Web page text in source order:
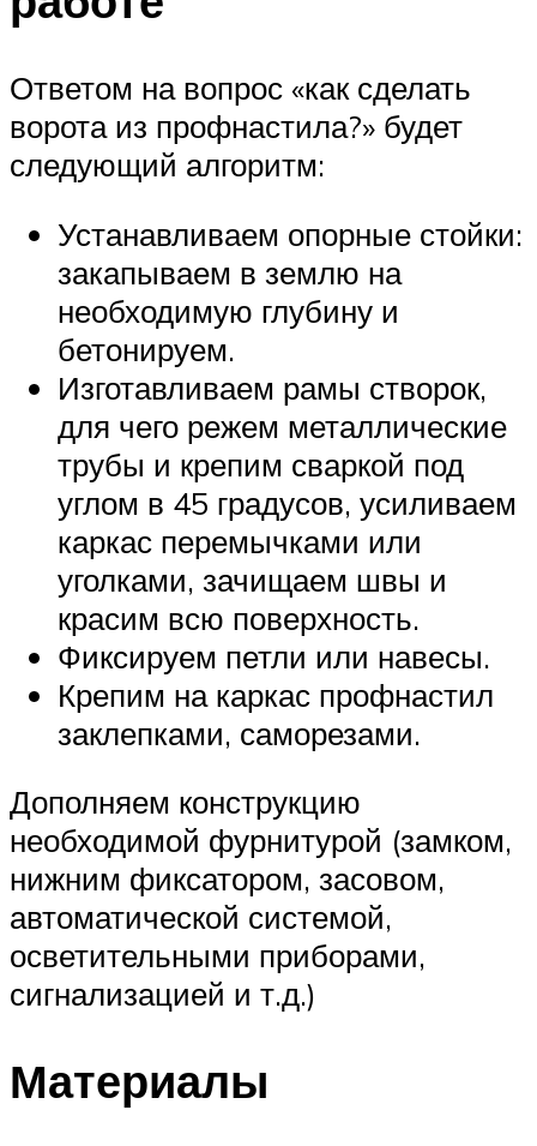
Ответом на вопрос «как сделать
ворота из профнастила?» будет
следующий алгоритм:
Устанавливаем опорные стойки:
закапываем в землю на
необходимую глубину и
бетонируем.
Изготавливаем рамы створок,
для чего режем металлические
трубы и крепим сваркой под
углом в 45 градусов, усиливаем
каркас перемычками или
уголками, зачищаем швы и
красим всю поверхность.
Фиксируем петли или навесы.
Крепим на каркас профнастил
заклепками, саморезами.
Дополняем конструкцию
необходимой фурнитурой (замком,
нижним фиксатором, засовом,
автоматической системой,
осветительными приборами,
сигнализацией и т.д.)
Материалы